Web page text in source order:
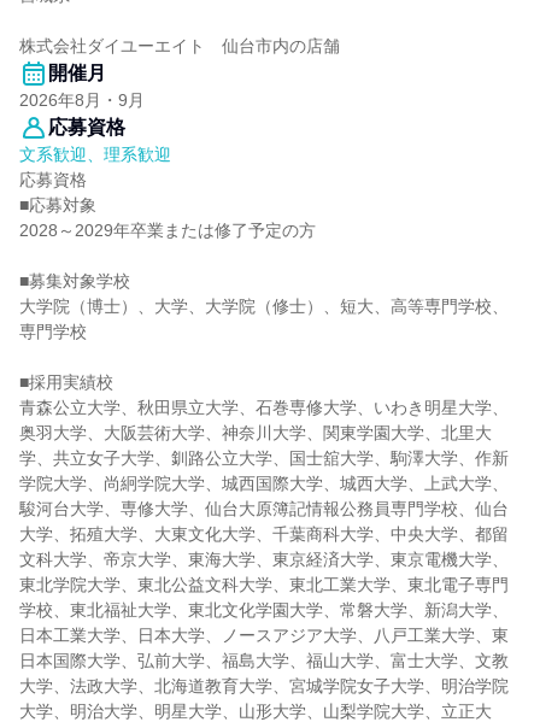
株式会社ダイユーエイト 仙台市内の店舗
開催月
2026年8月・9月
応募資格
文系歓迎、理系歓迎
応募資格
■応募対象
2028～2029年卒業または修了予定の方
■募集対象学校
大学院（博士）、大学、大学院（修士）、短大、高等専門学校、
専門学校
■採用実績校
青森公立大学、秋田県立大学、石巻専修大学、いわき明星大学、
奥羽大学、大阪芸術大学、神奈川大学、関東学園大学、北里大
学、共立女子大学、釧路公立大学、国士舘大学、駒澤大学、作新
学院大学、尚絅学院大学、城西国際大学、城西大学、上武大学、
駿河台大学、専修大学、仙台大原簿記情報公務員専門学校、仙台
大学、拓殖大学、大東文化大学、千葉商科大学、中央大学、都留
文科大学、帝京大学、東海大学、東京経済大学、東京電機大学、
東北学院大学、東北公益文科大学、東北工業大学、東北電子専門
学校、東北福祉大学、東北文化学園大学、常磐大学、新潟大学、
日本工業大学、日本大学、ノースアジア大学、八戸工業大学、東
日本国際大学、弘前大学、福島大学、福山大学、富士大学、文教
大学、法政大学、北海道教育大学、宮城学院女子大学、明治学院
大学、明治大学、明星大学、山形大学、山梨学院大学、立正大